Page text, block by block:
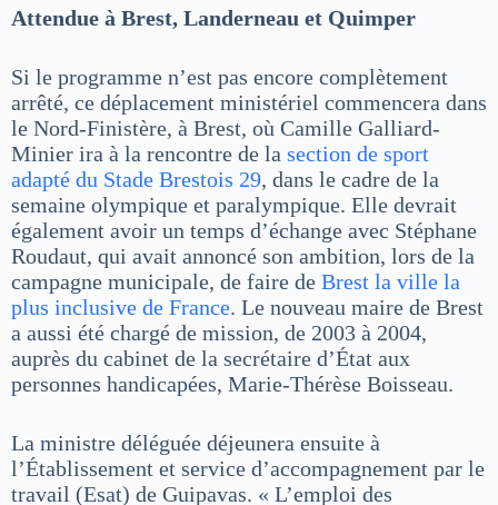
Attendue à Brest, Landerneau et Quimper
Si le programme n’est pas encore complètement
arrêté, ce déplacement ministériel commencera dans
le Nord-Finistère, à Brest, où Camille Galliard-
Minier ira à la rencontre de la section de sport
adapté du Stade Brestois 29, dans le cadre de la
semaine olympique et paralympique. Elle devrait
également avoir un temps d’échange avec Stéphane
Roudaut, qui avait annoncé son ambition, lors de la
campagne municipale, de faire de Brest la ville la
plus inclusive de France. Le nouveau maire de Brest
a aussi été chargé de mission, de 2003 à 2004,
auprès du cabinet de la secrétaire d’État aux
personnes handicapées, Marie-Thérèse Boisseau.
La ministre déléguée déjeunera ensuite à
l’Établissement et service d’accompagnement par le
travail (Esat) de Guipavas. « L’emploi des